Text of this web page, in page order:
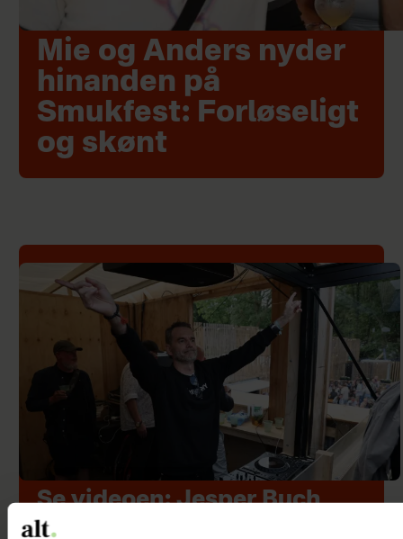
Mie og Anders nyder
hinanden på
Smukfest: Forløseligt
og skønt
Se videoen: Jesper Buch
som DJ på Smukfest